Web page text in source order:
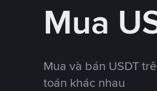
Mua
Mua và bán USDT
toán khác nhau